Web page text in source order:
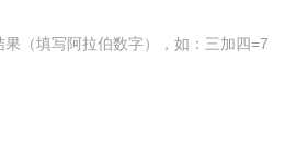
果（填写阿拉伯数字），如：三加四=7